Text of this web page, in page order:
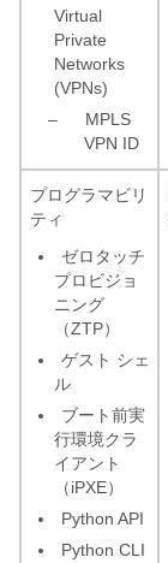
Virtual
Private
Networks
(VPNs)
–
MPLS
VPN ID
プログラマビリ
ティ
ゼロタッチ
プロビジョ
ニング
（ZTP）
ゲスト シェ
ル
ブート前実
行環境クラ
イアント
（iPXE）
Python API
Python CLI